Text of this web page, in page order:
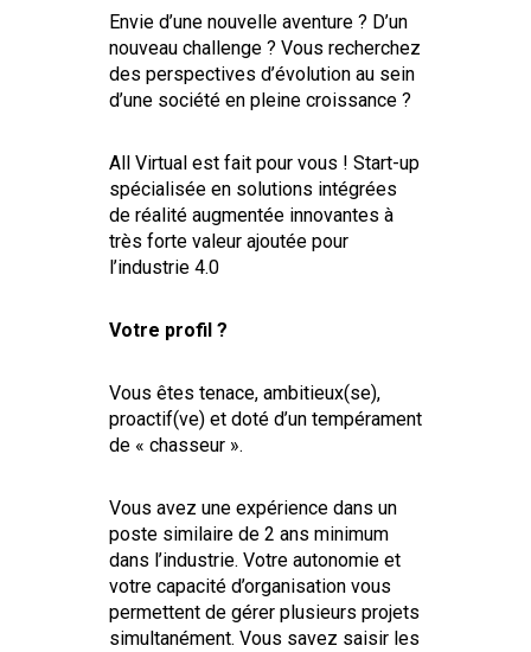
Envie d’une nouvelle aventure ? D’un
nouveau challenge ? Vous recherchez
des perspectives d’évolution au sein
d’une société en pleine croissance ?
All Virtual est fait pour vous ! Start-up
spécialisée en solutions intégrées
de réalité augmentée innovantes à
très forte valeur ajoutée pour
l’industrie 4.0
Votre profil ?
Vous êtes tenace, ambitieux(se),
proactif(ve) et doté d’un tempérament
de « chasseur ».
Vous avez une expérience dans un
poste similaire de 2 ans minimum
dans l’industrie. Votre autonomie et
votre capacité d’organisation vous
permettent de gérer plusieurs projets
simultanément. Vous savez saisir les